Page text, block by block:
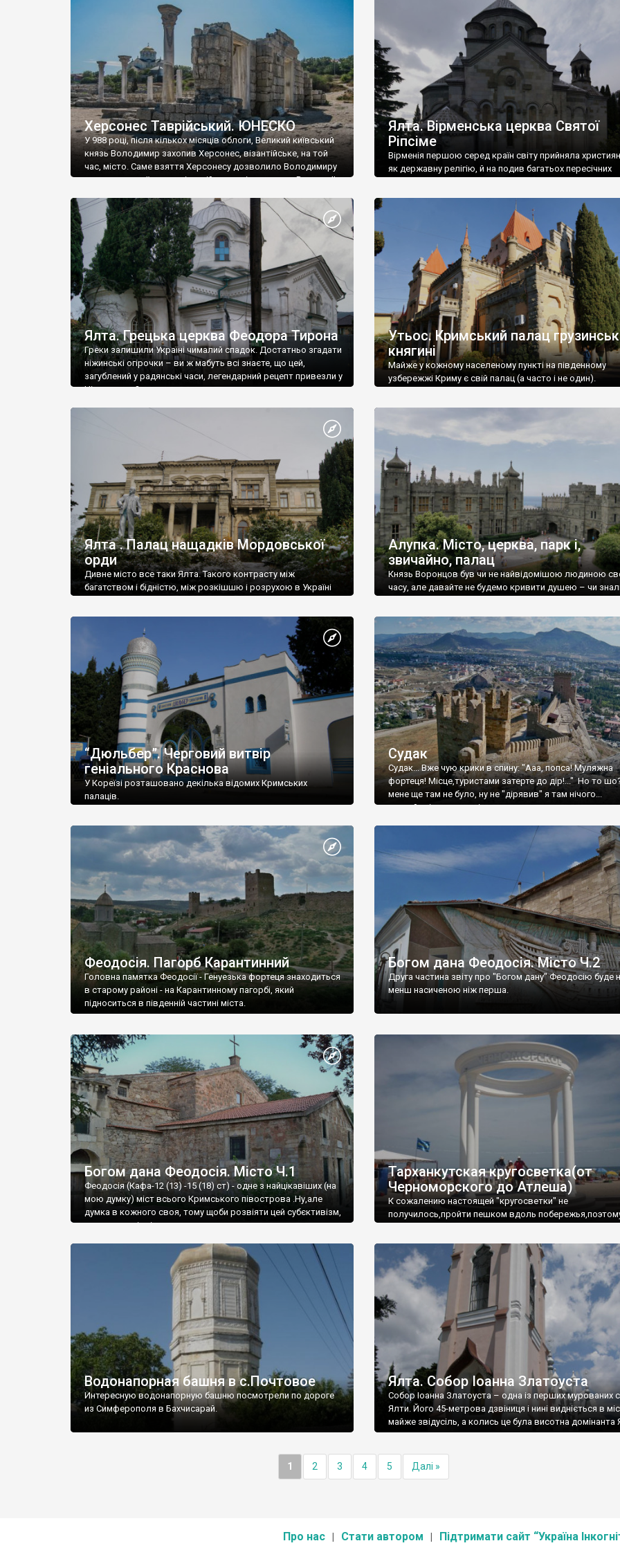
візантійської доби. Раритети викрадені з фондів об’єкту
культурної спадщини ЮНЕСКО «Херсонеса Таврійського».
Офіційно – на виставку «Золото Візантії», але експерти та
влада в Україні вважають це лише […]
називаються «повстяками» (postaki)…” “Вино. Крим
виробляє відмінне вино і його вдосталь: воно все
легке біле і дуже […]
Херсонес Таврійський. ЮНЕСКО
У 988 році, після кількох місяців облоги, Великий київський
князь Володимир захопив Херсонес, візантійське, на той
час, місто. Саме взяття Херсонесу дозволило Володимиру
диктувати свої умови візантійському імператору Василю ІІ,
Херсонесі Володимир-язичник, став Василем-
християнином. А потім було Хрещення Русі. На честь
Херсонесу Таврійського названо місто […]
Ялта. Вірменська церква Святої
Ріпсіме
Вірменія першою серед країн світу прийняла
як державну релігію, й на подив багатьох пересічних
Ялта. Грецька церква Феодора Тирона
Греки залишили Україні чималий спадок. Достатньо згадати
ніжинські огірочки – ви ж мабуть всі знаєте, що цей,
загублений у радянські часи, легендарний рецепт привезли у
Ніжин греки?
Утьос. Кримський палац
княгині
Майже у кожному населеному пункті на південному
узбережжі Криму є свій палац (а часто і не один).
Ялта . Палац нащадків Мордовської
орди
Дивне місто все таки Ялта. Такого контрасту між
багатством і бідністю, між розкішшю і розрухою в Україні
Алупка. Місто, церква, парк і,
звичайно, палац
Князь Воронцов був чи не найвідомішою людиною
часу, але давайте не будемо кривити душею – чи
“Дюльбер”. Черговий витвір
геніального Краснова
У Кореїзі розташовано декілька відомих Кримських
палаців.
Судак
Судак... Вже чую крики в спину: "Ааа, попса! Муляжна
фортеця! Місце,туристами затерте до дір!..." Но то
мене ще там не було, ну не "дірявив" я там нічого...
принаймні до цього літа.
Феодосія. Пагорб Карантинний
Головна памятка Феодосії - Генуезька фортеця знаходиться
в старому районі - на Карантинному пагорбі, який
підноситься в південній частині міста.
Богом дана Феодосія. Місто Ч.2
Друга частина звіту про "Богом дану" Феодосію буде
менш насиченою ніж перша.
Богом дана Феодосія. Місто Ч.1
Феодосія (Кафа-12 (13) -15 (18) ст) - одне з найцікавіших (на
мою думку) міст всього Кримського півострова .Ну,але
думка в кожного своя, тому щоби розвіяти цей субєктивізм,
запрошую відвідати це
Тарханкутская кругосветка(от
Черноморского до Атлеша)
К сожалению настоящей "кругосветки" не
получилось,пройти пешком вдоль
Водонапорная башня в с.Почтовое
Интересную водонапорную башню посмотрели по дороге
из Симферополя в Бахчисарай.
Ялта. Собор Іоанна Златоуста
Собор Іоанна Златоуста – одна із перших мурованих
Ялти. Його 45-метрова дзвіниця і нині видніється в
майже звідусіль, а колись це була висотна домінанта
1 2 3 4 5 Далі »
Про нас Стати автором Підтримати сайт “Україна